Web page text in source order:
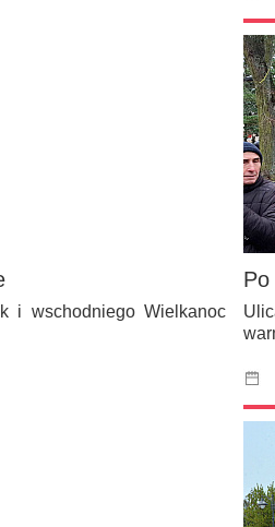
i wschodniego Wielkanoc